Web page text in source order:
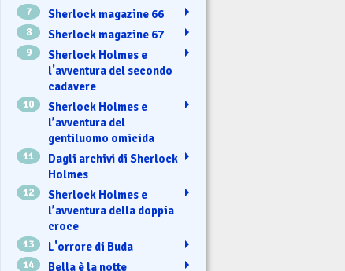
7 Sherlock magazine 66
8 Sherlock magazine 67
9
Sherlock Holmes e
l'avventura del secondo
cadavere
10
Sherlock Holmes e
l’avventura del
gentiluomo omicida
11
Dagli archivi di Sherlock
Holmes
12
Sherlock Holmes e
l’avventura della doppia
croce
13 L'orrore di Buda
14 Bella è la notte